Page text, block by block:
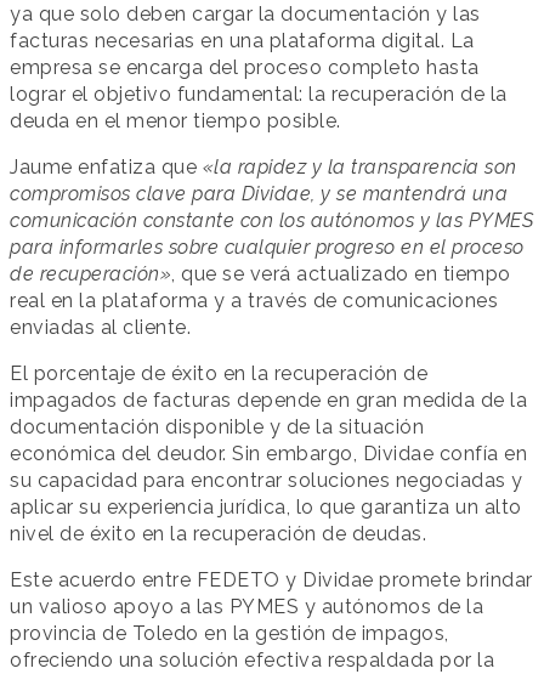
ya que solo deben cargar la documentación y las
facturas necesarias en una plataforma digital. La
empresa se encarga del proceso completo hasta
lograr el objetivo fundamental: la recuperación de la
deuda en el menor tiempo posible.
Jaume enfatiza que «la rapidez y la transparencia son
compromisos clave para Dividae, y se mantendrá una
comunicación constante con los autónomos y las PYMES
para informarles sobre cualquier progreso en el proceso
de recuperación», que se verá actualizado en tiempo
real en la plataforma y a través de comunicaciones
enviadas al cliente.
El porcentaje de éxito en la recuperación de
impagados de facturas depende en gran medida de la
documentación disponible y de la situación
económica del deudor. Sin embargo, Dividae confía en
su capacidad para encontrar soluciones negociadas y
aplicar su experiencia jurídica, lo que garantiza un alto
nivel de éxito en la recuperación de deudas.
Este acuerdo entre FEDETO y Dividae promete brindar
un valioso apoyo a las PYMES y autónomos de la
provincia de Toledo en la gestión de impagos,
ofreciendo una solución efectiva respaldada por la